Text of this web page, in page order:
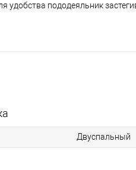
удобства пододеяльник
Двуспальный